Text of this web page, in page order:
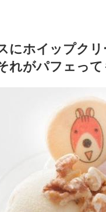
にホイップク
れがパフェって